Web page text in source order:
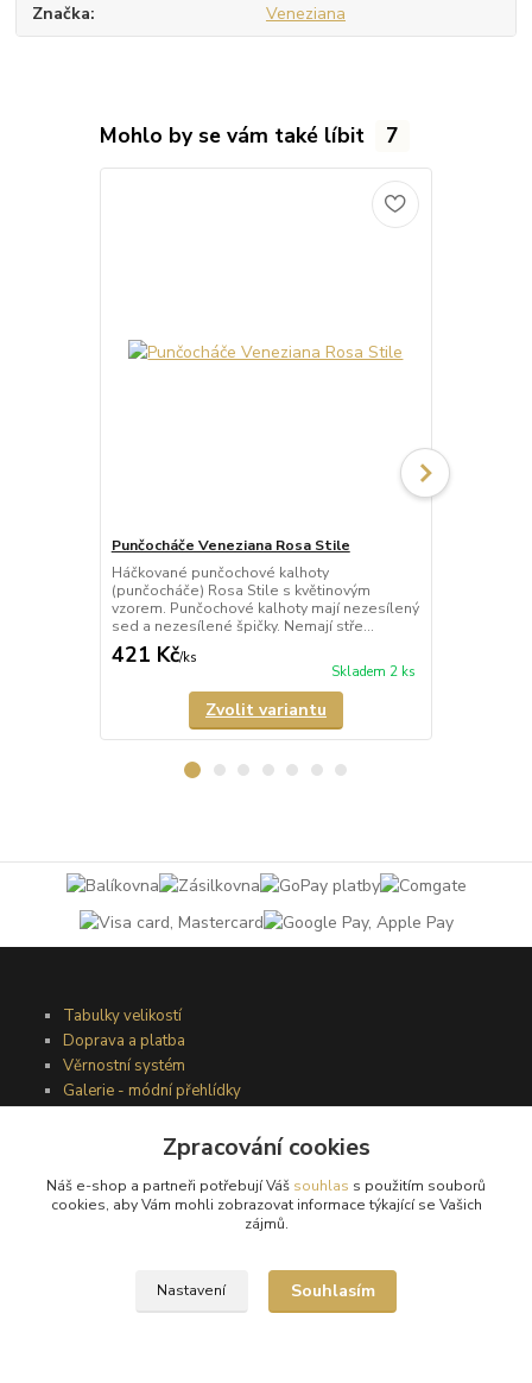
Značka Veneziana
Mohlo by se vám také líbit 7
Punčocháče Veneziana Rosa Stile
Háčkované punčochové kalhoty
(punčocháče) Rosa Stile s květinovým
vzorem. Punčochové kalhoty mají nezesílený
sed a nezesílené špičky. Nemají stře...
421 Kč/ks
Skladem 2 ks
Zvolit variantu
Tabulky velikostí
Doprava a platba
Věrnostní systém
Galerie - módní přehlídky
Podmínky užití webového rozhraní
Obchodní podmínky
Zpracování cookies
Náš e-shop a partneři potřebují Váš souhlas s použitím souborů
cookies, aby Vám mohli zobrazovat informace týkající se Vašich
zájmů.
Nastavení Souhlasím